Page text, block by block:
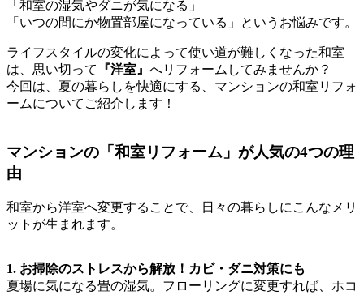
「和室の湿気やダニが気になる」
「いつの間にか物置部屋になっている」というお悩みです。
ライフスタイルの変化によって使い道が難しくなった和室
は、思い切って
『洋室』 へリフォームしてみませんか？
今回は、夏の暮らしを快適にする、マンションの和室リフォ
ームについてご紹介します！
マンションの「和室リフォーム」が人気の4つの理
由
和室から洋室へ変更することで、日々の暮らしにこんなメリ
ットが生まれます。
1. お掃除のストレスから解放！カビ・ダニ対策にも
夏場に気になる畳の湿気。フローリングに変更すれば、ホコ